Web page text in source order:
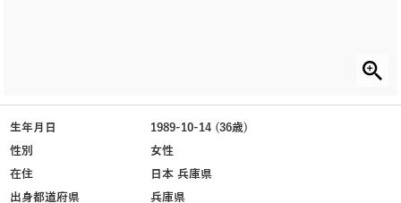
生年月日
1989-10-14 (36歳)
性別
女性
在住
日本 兵庫県
出身都道府県
兵庫県